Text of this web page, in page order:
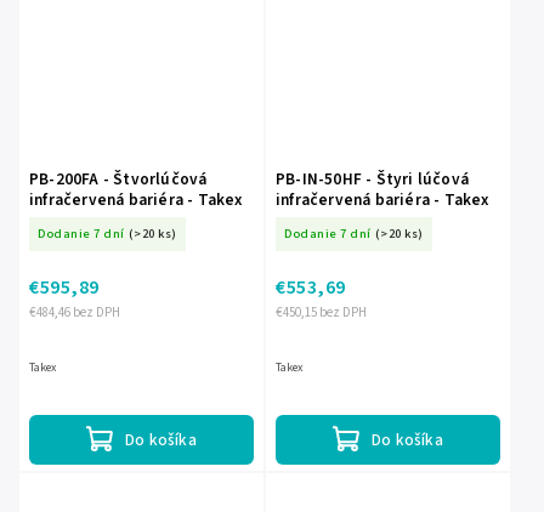
PB-200FA - Štvorlúčová
infračervená bariéra - Takex
Dodanie 7 dní (>20 ks)
€484,46 bez DPH
€595,89
Do košíka
Takex
PB-IN-50HF - Štyri lúčová
infračervená bariéra - Takex
Dodanie 7 dní (>20 ks)
€450,15 bez DPH
€553,69
Do košíka
Takex